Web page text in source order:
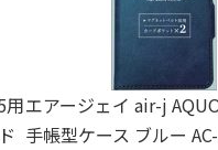
用エアージェイ air-j
手帳型ケース ブルー